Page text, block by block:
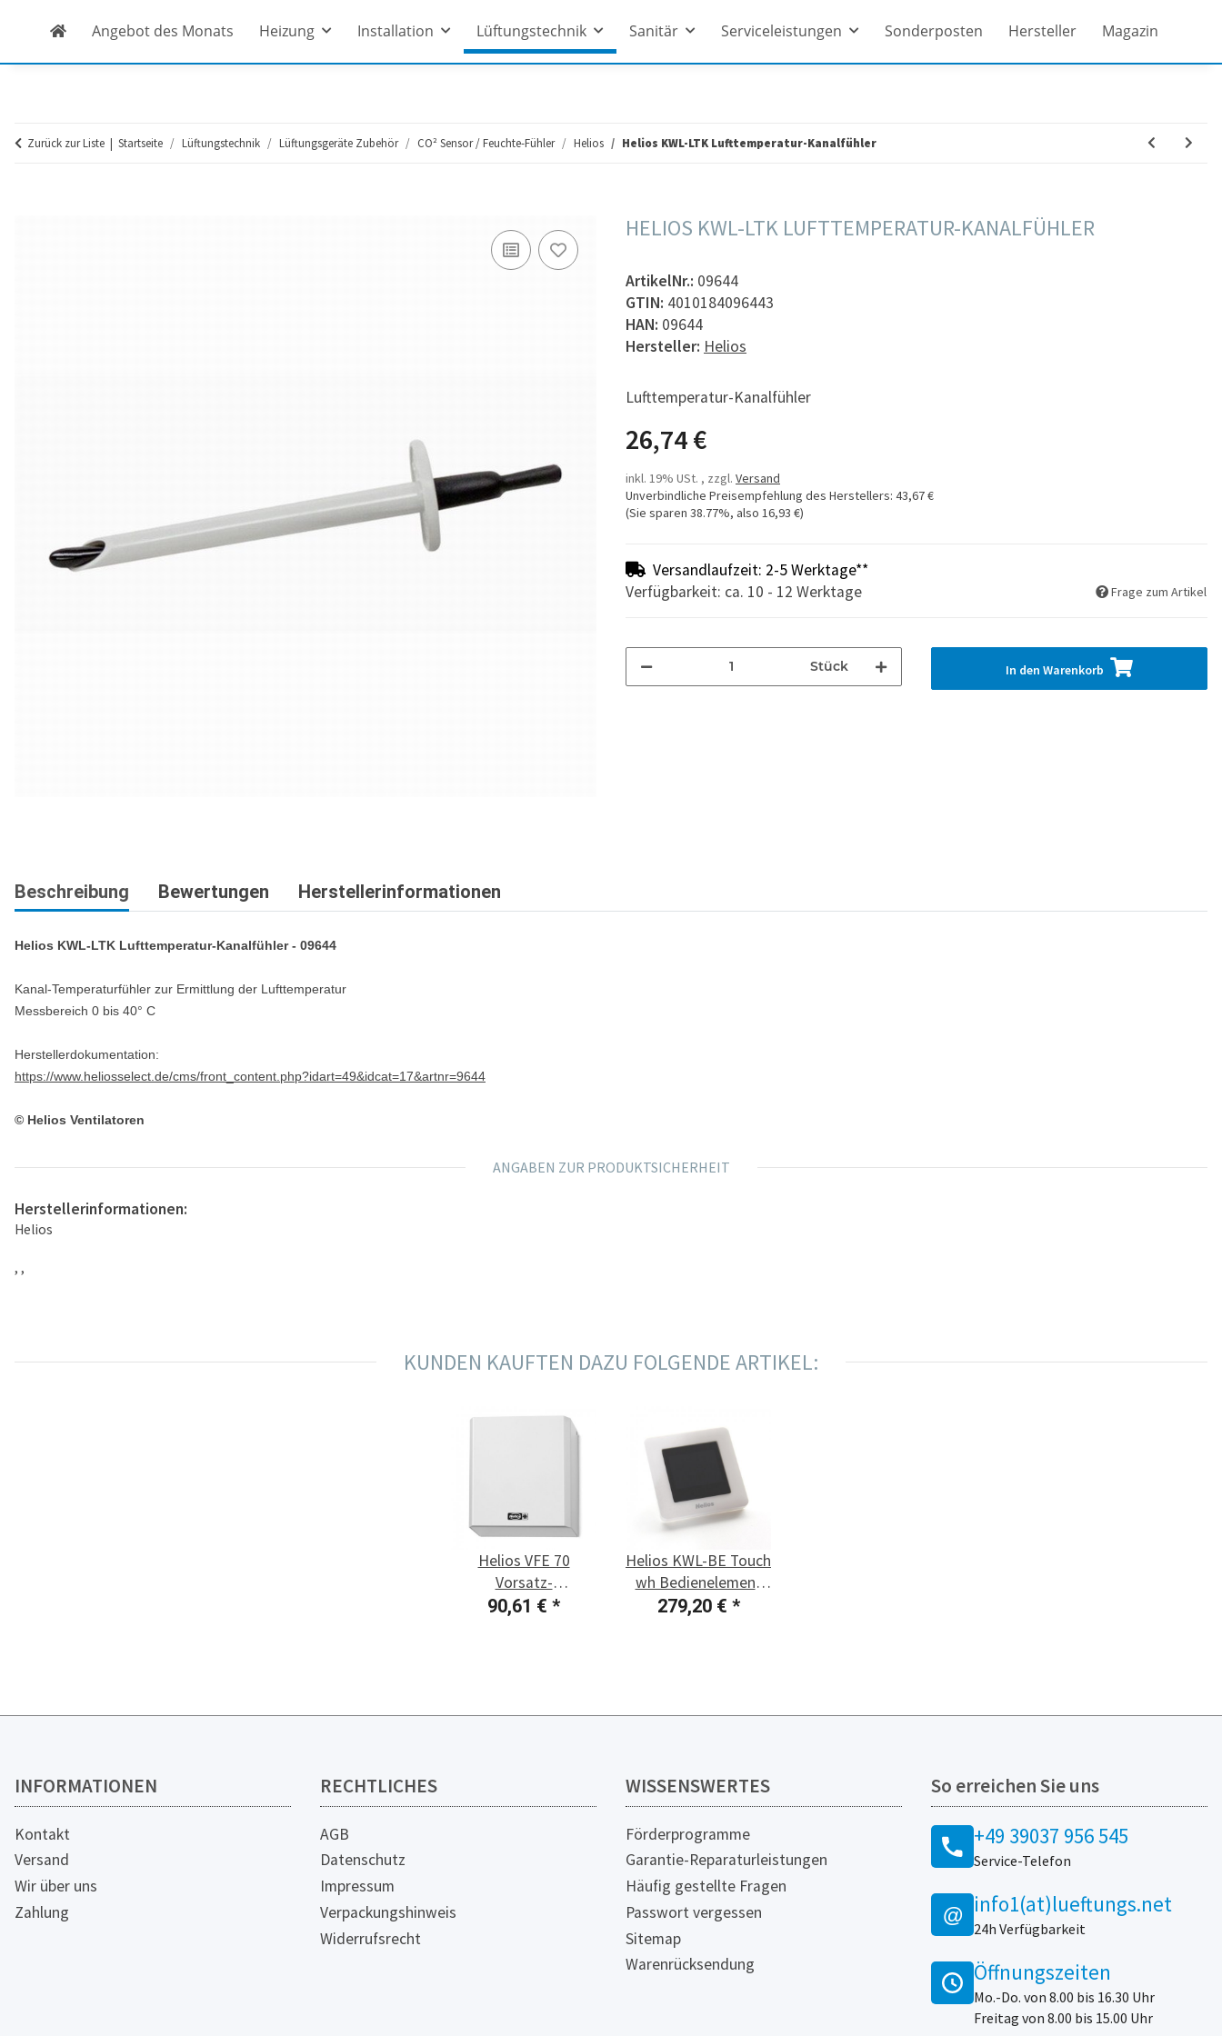
Angebot des Monats Heizung Installation Lüftungstechnik Sanitär Serviceleistungen Sonderposten Hersteller Magazin
Zurück zur Liste Startseite Lüftungstechnik Lüftungsgeräte Zubehör CO² Sensor / Feuchte-Fühler Helios Helios KWL-LTK Lufttemperatur-Kanalfühler
HELIOS KWL-LTK LUFTTEMPERATUR-KANALFÜHLER
ArtikelNr.: 09644
GTIN: 4010184096443
HAN: 09644
Hersteller: Helios
Lufttemperatur-Kanalfühler
26,74 €
inkl. 19% USt. , zzgl. Versand
Unverbindliche Preisempfehlung des Herstellers: 43,67 €
(Sie sparen 38.77%, also 16,93 €)
Versandlaufzeit: 2-5 Werktage**
Verfügbarkeit: ca. 10 - 12 Werktage
Frage zum Artikel
Stück In den Warenkorb
Beschreibung Bewertungen Herstellerinformationen
Helios KWL-LTK Lufttemperatur-Kanalfühler - 09644
Kanal-Temperaturfühler zur Ermittlung der Lufttemperatur
Messbereich 0 bis 40° C
Herstellerdokumentation:
https://www.heliosselect.de/cms/front_content.php?idart=49&idcat=17&artnr=9644
© Helios Ventilatoren
ANGABEN ZUR PRODUKTSICHERHEIT
Herstellerinformationen:
Helios
, ,
KUNDEN KAUFTEN DAZU FOLGENDE ARTIKEL:
Helios VFE 70
Vorsatz-
Filterelement
90,61 € *
Helios KWL-BE Touch
wh Bedienelement
Touchdisplay
279,20 € *
INFORMATIONEN
Kontakt
Versand
Wir über uns
Zahlung
RECHTLICHES
AGB
Datenschutz
Impressum
Verpackungshinweis
Widerrufsrecht
WISSENSWERTES
Förderprogramme
Garantie-Reparaturleistungen
Häufig gestellte Fragen
Passwort vergessen
Sitemap
Warenrücksendung
So erreichen Sie uns
+49 39037 956 545
Service-Telefon
@ info1(at)lueftungs.net
24h Verfügbarkeit
Öffnungszeiten
Mo.-Do. von 8.00 bis 16.30 Uhr
Freitag von 8.00 bis 15.00 Uhr